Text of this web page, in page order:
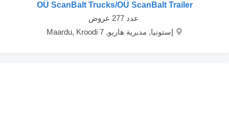
OÜ ScanBalt Trucks/OÜ ScanBalt Trailer
‏ عدد 277 عروض
إستونيا, مديرية هاريو, Maardu, Kroodi 7